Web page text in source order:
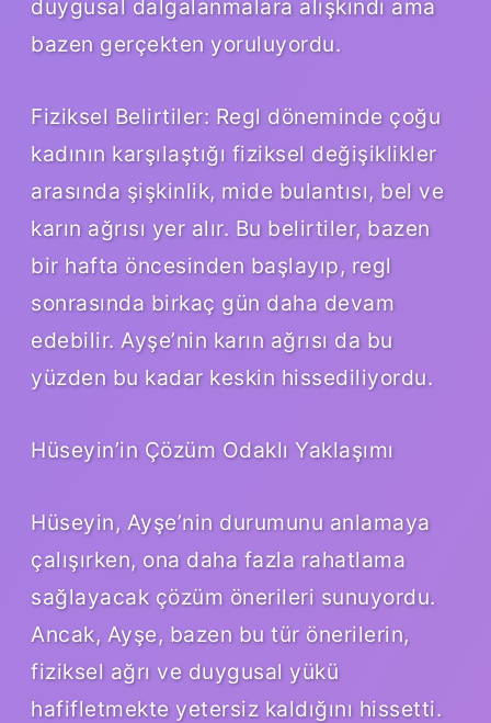
duygusal dalgalanmalara alışkındı ama
bazen gerçekten yoruluyordu.
Fiziksel Belirtiler: Regl döneminde çoğu
kadının karşılaştığı fiziksel değişiklikler
arasında şişkinlik, mide bulantısı, bel ve
karın ağrısı yer alır. Bu belirtiler, bazen
bir hafta öncesinden başlayıp, regl
sonrasında birkaç gün daha devam
edebilir. Ayşe’nin karın ağrısı da bu
yüzden bu kadar keskin hissediliyordu.
Hüseyin’in Çözüm Odaklı Yaklaşımı
Hüseyin, Ayşe’nin durumunu anlamaya
çalışırken, ona daha fazla rahatlama
sağlayacak çözüm önerileri sunuyordu.
Ancak, Ayşe, bazen bu tür önerilerin,
fiziksel ağrı ve duygusal yükü
hafifletmekte yetersiz kaldığını hissetti.